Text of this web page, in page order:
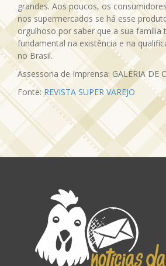
grandes. Aos poucos, os
nos supermercados se há esse
orgulhoso por saber que a sua família
fundamental na existência e na
no Brasil.
Assessoria de Imprensa: GALERIA DE
Fonte:REVISTA SUPER VAREJO